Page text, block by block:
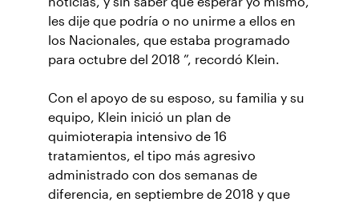
les dije que podría o no unirme a ellos en
los Nacionales, que estaba programado
para octubre del 2018 ”, recordó Klein.
Con el apoyo de su esposo, su familia y su
equipo, Klein inició un plan de
quimioterapia intensivo de 16
tratamientos, el tipo más agresivo
administrado con dos semanas de
diferencia, en septiembre de 2018 y que